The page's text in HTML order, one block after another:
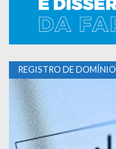
REGISTRO DE DOMÍNIO